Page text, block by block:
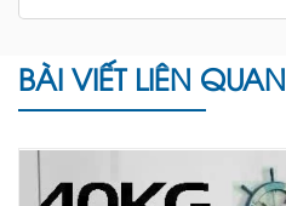
BÀI VIẾT LIÊN QUAN